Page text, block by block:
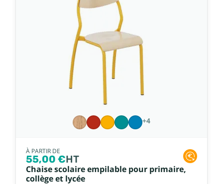
+4
À PARTIR DE
55,00 €HT
Chaise scolaire empilable pour primaire,
collège et lycée